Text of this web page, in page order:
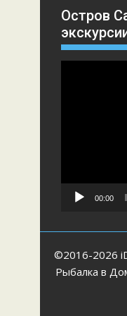
Остров
00:00
©2016-2026
Рыбалка в